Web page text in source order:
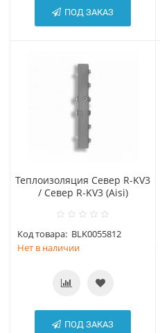
ПОД ЗАКАЗ
Теплоизоляция Север R-KV3
/ Север R-KV3 (Aisi)
Код товара: BLK0055812
Нет в наличии
ПОД ЗАКАЗ